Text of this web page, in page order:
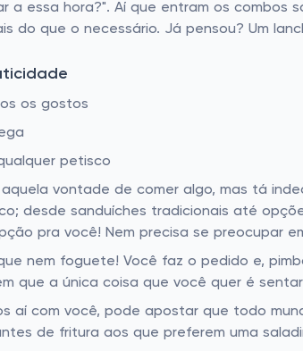
a essa hora?". Aí que entram os
do que o necessário. Já pensou? Um
os gostos
petisco
vontade de comer algo, mas tá
desde sanduíches tradicionais até
pra você! Nem precisa se preocupar
nem foguete! Você faz o pedido e,
que a única coisa que você quer é
aí com você, pode apostar que todo
de fritura aos que preferem uma